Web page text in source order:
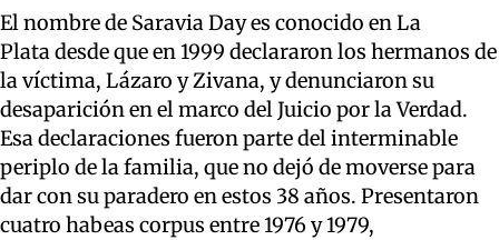
El nombre de Saravia Day es conocido en La
Plata desde que en 1999 declararon los hermanos de
la víctima, Lázaro y Zivana, y denunciaron su
desaparición en el marco del Juicio por la Verdad.
Esa declaraciones fueron parte del interminable
periplo de la familia, que no dejó de moverse para
dar con su paradero en estos 38 años. Presentaron
cuatro habeas corpus entre 1976 y 1979,